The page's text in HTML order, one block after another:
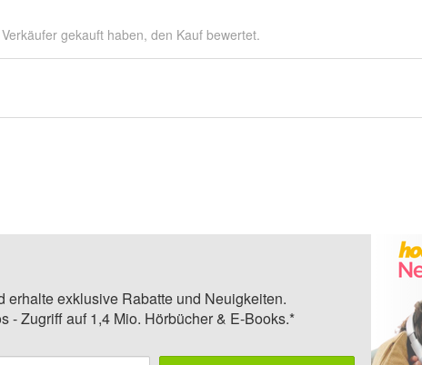
gekauft haben, den Kauf bewertet.
exklusive Rabatte und Neuigkeiten.
- Zugriff auf 1,4 Mio. Hörbücher & E-Books.*